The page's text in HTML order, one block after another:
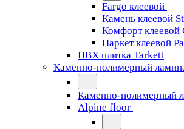
Fargo клеевой
Камень клеевой
Комфорт клеевой
Паркет клеевой
ПВХ плитка Tarkett
Каменно-полимерный
Каменно-полимерный
Alpine floor